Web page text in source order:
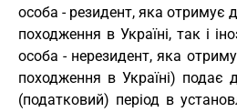
особа - резидент, яка отримує
походження в Україні, так і
особа - нерезидент, яка
походження в Україні) подає
(податковий) період в